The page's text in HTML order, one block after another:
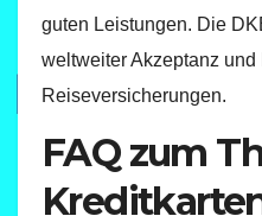
guten Leistungen. Die
weltweiter Akzeptanz
Reiseversicherungen.
FAQ zum